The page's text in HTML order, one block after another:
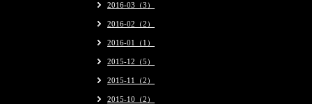
2016-03（3）
2016-02（2）
2016-01（1）
2015-12（5）
2015-11（2）
2015-10（2）